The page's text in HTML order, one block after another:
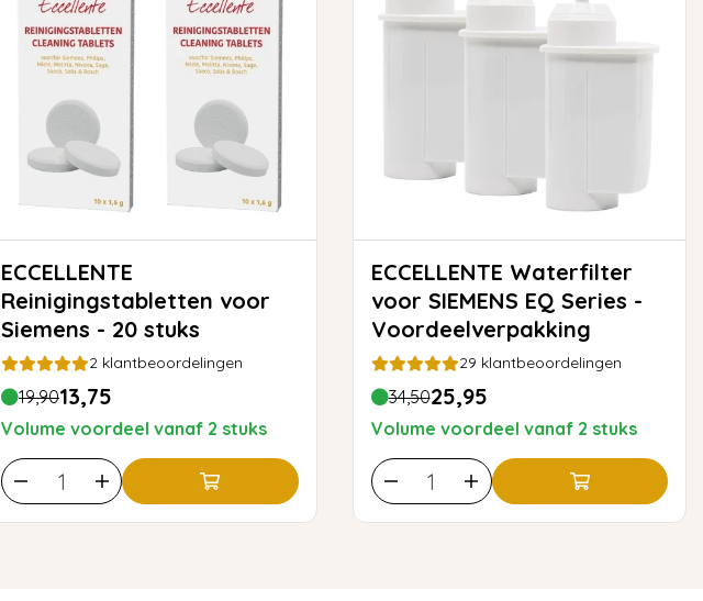
ECCELLENTE
Reinigingstabletten voor
Siemens - 20 stuks
2 klantbeoordelingen
19,9013,75
Volume voordeel vanaf 2 stuks
ECCELLENTE Waterfilter
voor SIEMENS EQ Series -
Voordeelverpakking
29 klantbeoordelingen
34,5025,95
Volume voordeel vanaf 2 stuks